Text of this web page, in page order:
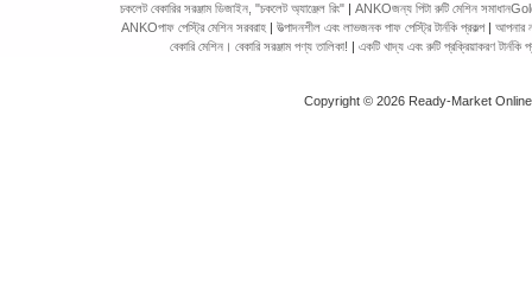
চকলেট বেকারির সরঞ্জাম ডিজাইন, "চকলেট অ্যাঞ্জেল রিং" |ANKOজন্য পিটা রুটি মেশিন
ANKOপাফ পেস্ট্রি মেশিন সরবরাহ |উত্পাদনশীল এবং লাভজনক পাফ পেস্ট্রি টার্নকি প্রকল্প|আপনার
বেকারি মেশিন। বেকারি সরঞ্জাম পণ্য তালিকা! | একটি খাদ্য এবং রুটি প্রক্রিয়াকরণ
Copyright © 2026 Ready-Market